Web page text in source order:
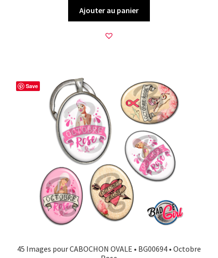
Ajouter au panier
Save
45 Images pour CABOCHON OVALE • BG00694 • Octobre